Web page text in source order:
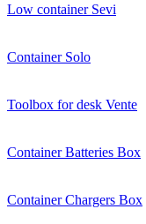
Low container Sevi
Container Solo
Toolbox for desk Vente
Container Batteries Box
Container Chargers Box